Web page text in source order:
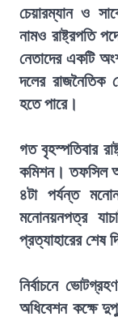
চেয়ারম্যান ও
নামও রাষ্ট্রপতি
নেতাদের একটি
দলের রাজনৈতিক
হতে পারে।
গত বৃহস্পতিবার
কমিশন। তফসিল
৪টা পর্যন্ত
মনোনয়নপত্র
প্রত্যাহারের শেষ
নির্বাচনে
অধিবেশন কক্ষে